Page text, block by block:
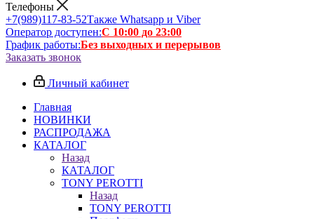
Телефоны
+7(989)117-83-52Также Whatsapp и Viber
Оператор доступен:С 10:00 до 23:00
График работы:Без выходных и перерывов
Заказать звонок
Личный кабинет
Главная
НОВИНКИ
РАСПРОДАЖА
КАТАЛОГ
Назад
КАТАЛОГ
TONY PEROTTI
Назад
TONY PEROTTI